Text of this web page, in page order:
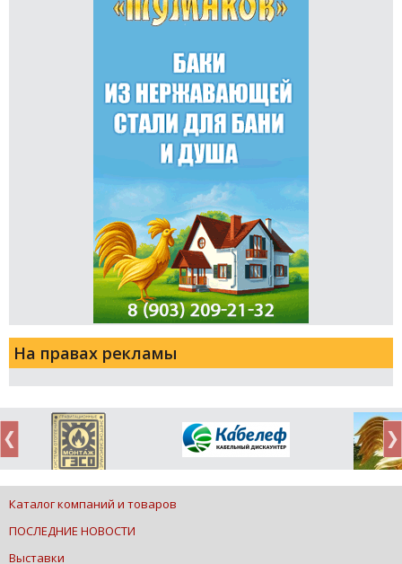
На правах рекламы
Каталог компаний и товаров
ПОСЛЕДНИЕ НОВОСТИ
Выставки